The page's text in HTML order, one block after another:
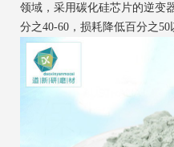
领域，采用碳化硅芯片的逆变
分之40-60，损耗降低百分之50